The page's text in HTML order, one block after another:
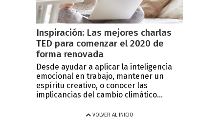
Inspiración: Las mejores charlas
TED para comenzar el 2020 de
forma renovada
Desde ayudar a aplicar la inteligencia
emocional en trabajo, mantener un
espíritu creativo, o conocer las
implicancias del cambio climático...
VOLVER AL INICIO